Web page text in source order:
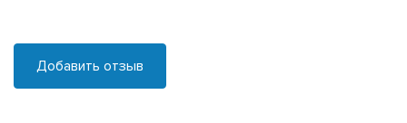
Добавить отзыв